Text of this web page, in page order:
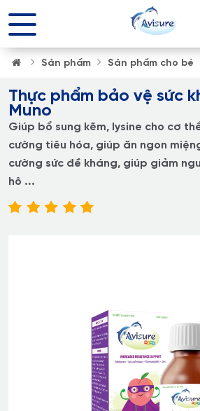
Sản phẩm Sản phẩm cho bé
Thực phẩm bảo vệ sức
Muno
Giúp bổ sung kẽm, lysine cho cơ
cường tiêu hóa, giúp ăn ngon
cường sức đề kháng, giúp giảm
hô ...